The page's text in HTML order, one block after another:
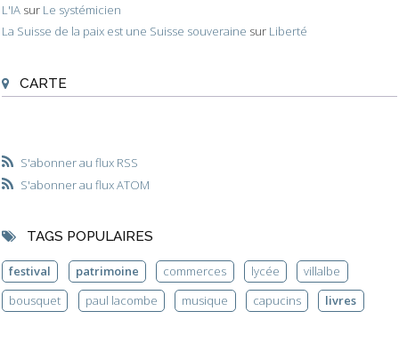
L'IA sur Le systémicien
La Suisse de la paix est une Suisse souveraine sur Liberté
CARTE
S'abonner au flux RSS
S'abonner au flux ATOM
TAGS POPULAIRES
festival patrimoine commerces lycée
villalbe
bousquet
paul lacombe musique capucins livres